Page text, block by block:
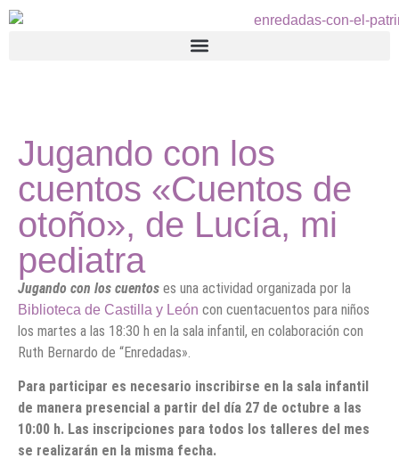
Jugando con los
cuentos «Cuentos de
otoño», de Lucía, mi
pediatra
Jugando con los cuentos es una actividad organizada por la
Biblioteca de Castilla y León con cuentacuentos para niños
los martes a las 18:30 h en la sala infantil, en colaboración con
Ruth Bernardo de “Enredadas».
Para participar es necesario inscribirse en la sala infantil
de manera presencial a partir del día 27 de octubre a las
10:00 h. Las inscripciones para todos los talleres del mes
se realizarán en la misma fecha.